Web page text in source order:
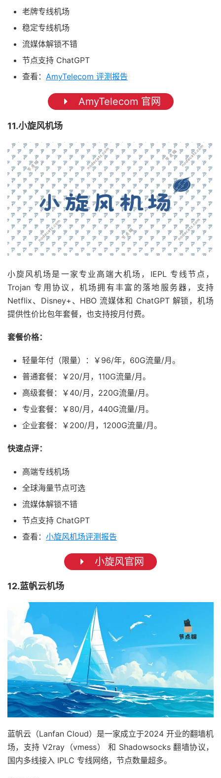
老牌专线机场
稳定专线机场
流媒体解锁不错
节点支持 ChatGPT
查看： AmyTelecom 评测报告
AmyTelecom 官网
11.小旋风机场
小旋风机场是一家专业高端大机场，IEPL 专线节点，
Trojan 专用协议，机场拥有丰富的落地服务器，支持
Netflix、Disney+、HBO 流媒体和 ChatGPT 解锁，机场
提供性价比包年套餐，也支持按月付费。
套餐价格：
轻量年付（限量）：￥96/年，60G流量/月。
普通套餐：￥20/月，110G流量/月。
高级套餐：￥40/月，220G流量/月。
专业套餐：￥80/月，440G流量/月。
企业套餐：￥200/月，1200G流量/月。
快速点评：
高端专线机场
全球海量节点可选
流媒体解锁不错
节点支持 ChatGPT
查看： 小旋风机场评测报告
小旋风官网
12.蓝帆云机场
蓝帆云（Lanfan Cloud）是一家成立于2024 开业的翻墙机
场，支持 V2ray（vmess） 和 Shadowsocks 翻墙协议，
国内多线接入 IPLC 专线网络，节点数量超多。